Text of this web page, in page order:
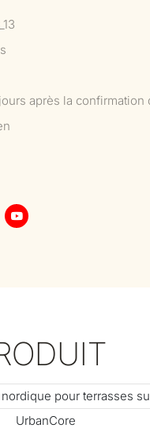
après la confirmation
pour terrasses
UrbanCore